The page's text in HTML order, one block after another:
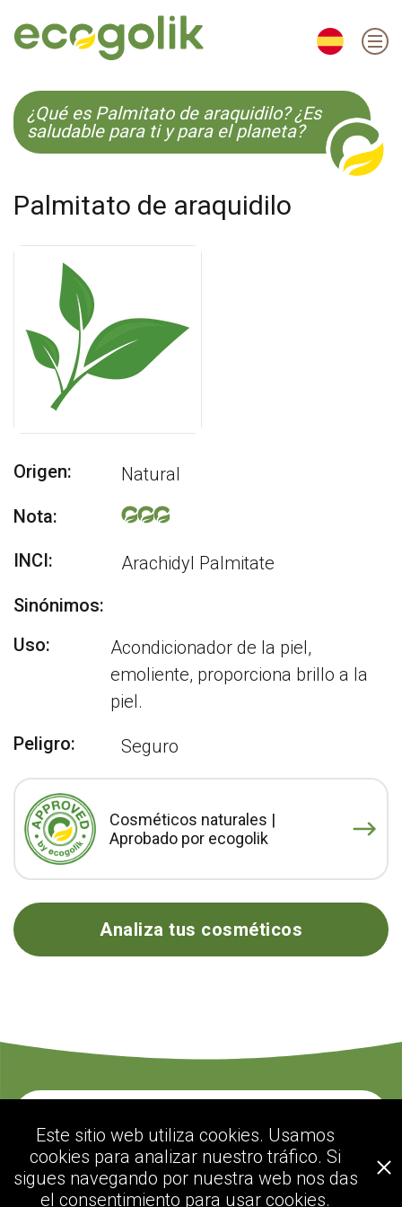
EN ES CS KO
¿Qué es Palmitato de araquidilo? ¿Es
saludable para ti y para el planeta?
Palmitato de araquidilo
Origen:
Natural
Nota:
INCI:
Arachidyl Palmitate
Sinónimos:
Uso:
Acondicionador de la piel,
emoliente, proporciona brillo a la
piel.
Peligro:
Seguro
Cosméticos naturales |
Aprobado por ecogolik
Analiza tus cosméticos
ecogolik.com
Este sitio web utiliza cookies. Usamos
cookies para analizar nuestro tráfico. Si
sigues navegando por nuestra web nos das
el consentimiento para usar cookies.